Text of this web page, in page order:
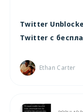
Twitter
Twitter с
Ethan Carter